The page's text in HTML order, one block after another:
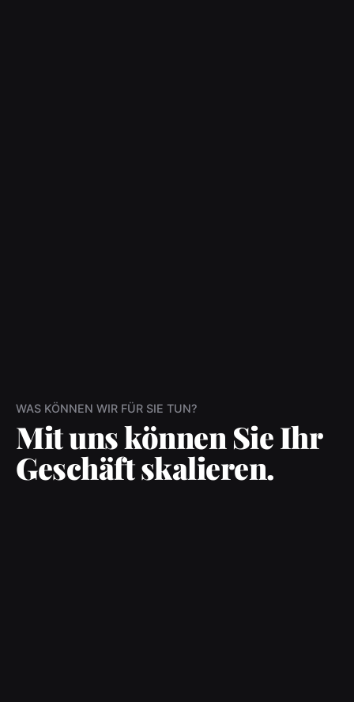
WAS KÖNNEN WIR FÜR SIE TUN?
Mit uns können Sie Ihr
Geschäft skalieren.